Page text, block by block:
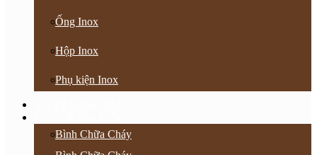
Ống Inox
Hộp Inox
Phụ kiện Inox
Bình Chữa Cháy